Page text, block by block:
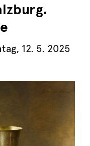
, 12. 5. 2025